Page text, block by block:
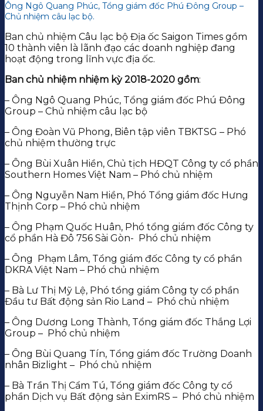
Ông Ngô Quang Phúc, Tổng giám đốc Phú Đông Group –
Chủ nhiệm câu lạc bộ.
Ban chủ nhiệm Câu lạc bộ Địa ốc Saigon Times gồm
10 thành viên là lãnh đạo các doanh nghiệp đang
hoạt động trong lĩnh vực địa ốc.
Ban chủ nhiệm nhiệm kỳ 2018-2020 gồm:
– Ông Ngô Quang Phúc, Tổng giám đốc Phú Đông
Group – Chủ nhiệm câu lạc bộ
– Ông Đoàn Vũ Phong, Biên tập viên TBKTSG – Phó
chủ nhiệm thường trực
– Ông Bùi Xuân Hiền, Chủ tịch HĐQT Công ty cổ phần
Southern Homes Việt Nam – Phó chủ nhiệm
– Ông Nguyễn Nam Hiền, Phó Tổng giám đốc Hưng
Thịnh Corp – Phó chủ nhiệm
– Ông Phạm Quốc Huân, Phó tổng giám đốc Công ty
cổ phần Hà Đô 756 Sài Gòn- Phó chủ nhiệm
– Ông Phạm Lâm, Tổng giám đốc Công ty cổ phần
DKRA Việt Nam – Phó chủ nhiệm
– Bà Lư Thị Mỹ Lệ, Phó tổng giám Công ty cổ phần
Đầu tư Bất động sản Rio Land – Phó chủ nhiệm
– Ông Dương Long Thành, Tổng giám đốc Thắng Lợi
Group – Phó chủ nhiệm
– Ông Bùi Quang Tín, Tổng giám đốc Trường Doanh
nhân Bizlight – Phó chủ nhiệm
– Bà Trần Thị Cẩm Tú, Tổng giám đốc Công ty cổ
phần Dịch vụ Bất động sản EximRS – Phó chủ nhiệm